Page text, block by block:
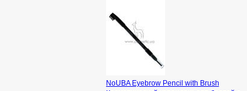
NoUBA Eyebrow Pencil with Brush